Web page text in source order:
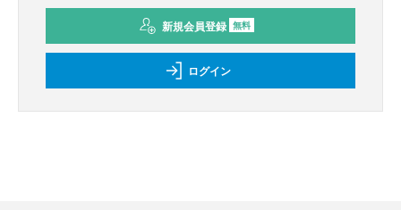
新規会員登録 無料
ログイン